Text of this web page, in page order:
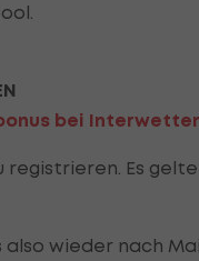
bei
registrieren. Es
also wieder nach